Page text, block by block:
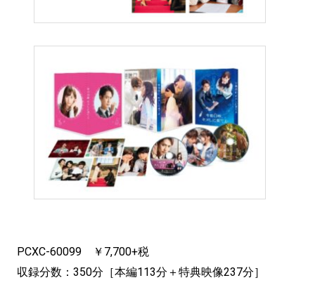
PCXC-60099 ￥7,700+税
収録分数：350分［本編113分＋特典映像237分］